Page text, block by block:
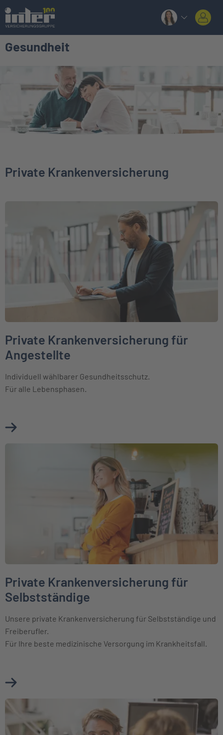
Gesundheit
Private Krankenversicherung
Weiter zu Private Krankenversicherung für Angestellte
Private Krankenversicherung für
Angestellte
Individuell wählbarer Gesundheitsschutz.
Für alle Lebensphasen.
Mehr über Private Krankenversicherung für Angestellte
Weiter zu Private Krankenversicherung für Selbstständige
Private Krankenversicherung für
Selbstständige
Unsere private Krankenversicherung für Selbstständige und
Freiberufler.
Für Ihre beste medizinische Versorgung im Krankheitsfall.
Mehr über Private Krankenversicherung für
Weiter zu Private Krankenversicherung für Existenzgründer